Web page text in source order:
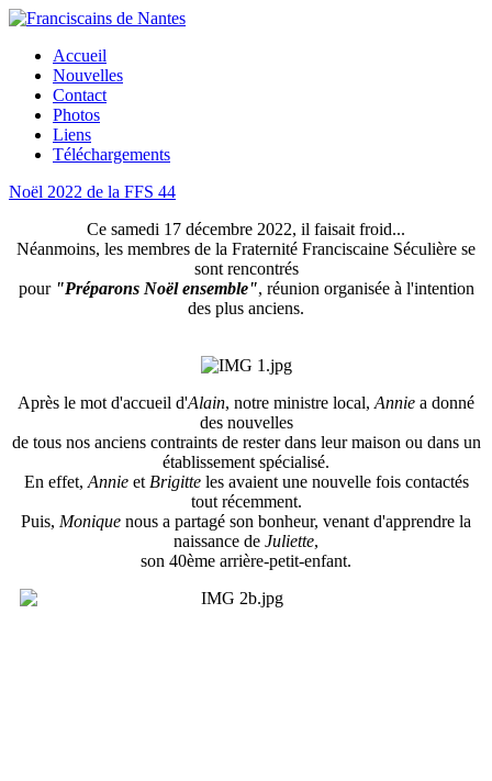
Accueil
Nouvelles
Contact
Photos
Liens
Téléchargements
Noël 2022 de la FFS 44
Ce samedi 17 décembre 2022, il faisait froid...
Néanmoins, les membres de la Fraternité Franciscaine Séculière se
sont rencontrés
pour "Préparons Noël ensemble", réunion organisée à l'intention
des plus anciens.
Après le mot d'accueil d'Alain, notre ministre local, Annie a donné
des nouvelles
de tous nos anciens contraints de rester dans leur maison ou dans un
établissement spécialisé.
En effet, Annie et Brigitte les avaient une nouvelle fois contactés
tout récemment.
Puis, Monique nous a partagé son bonheur, venant d'apprendre la
naissance de Juliette,
son 40ème arrière-petit-enfant.